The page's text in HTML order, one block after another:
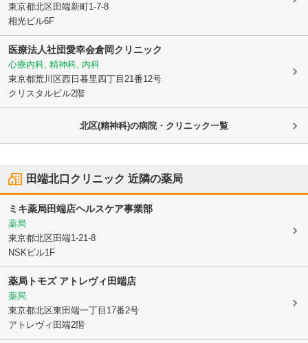
東京都北区田端新町1-7-8
相光ビル6F
医療法人社団愛幸会倉岡クリニック
心療内科, 精神科, 内科
東京都荒川区西日暮里四丁目21番12号
クリスタルビル2階
北区(精神科)の病院・クリニック一覧
田端北口クリニック 近隣の薬局
ミキ薬局田端店ヘルスケア事業部
薬局
東京都北区田端1-21-8
NSKビル1F
薬局トモズ アトレヴィ田端店
薬局
東京都北区東田端一丁目17番2号
アトレヴィ田端2階